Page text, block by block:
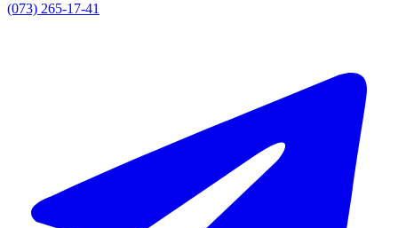
(073) 265-17-41